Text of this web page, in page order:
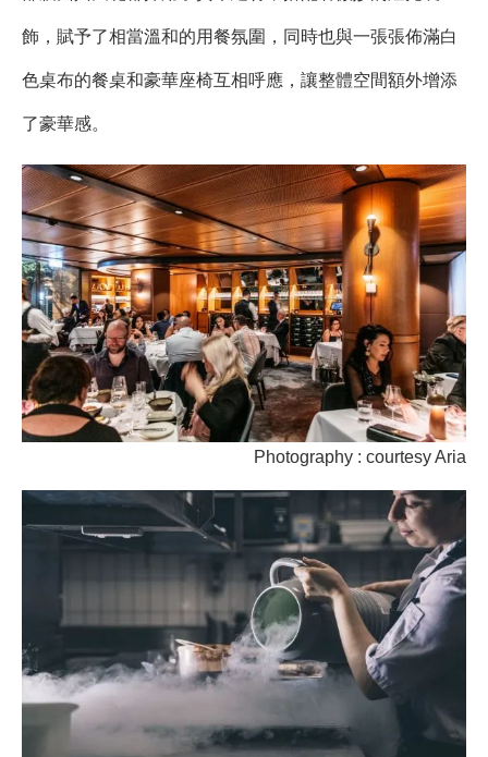
飾，賦予了相當溫和的用餐氛圍，同時也與一張張佈滿白
色桌布的餐桌和豪華座椅互相呼應，讓整體空間額外增添
了豪華感。
Photography : courtesy Aria